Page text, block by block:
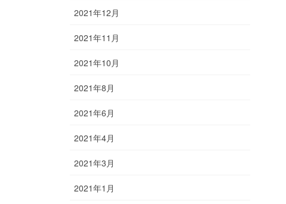
2021年12月
2021年11月
2021年10月
2021年8月
2021年6月
2021年4月
2021年3月
2021年1月